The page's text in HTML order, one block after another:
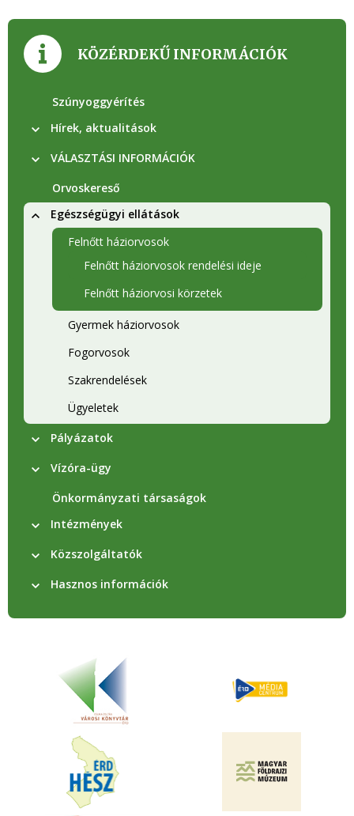
KÖZÉRDEKŰ INFORMÁCIÓK
Szúnyoggyérítés
Hírek, aktualitások
VÁLASZTÁSI INFORMÁCIÓK
Orvoskereső
Egészségügyi ellátások
Felnőtt háziorvosok
Felnőtt háziorvosok rendelési ideje
Felnőtt háziorvosi körzetek
Gyermek háziorvosok
Fogorvosok
Szakrendelések
Ügyeletek
Pályázatok
Vízóra-ügy
Önkormányzati társaságok
Intézmények
Közszolgáltatók
Hasznos információk